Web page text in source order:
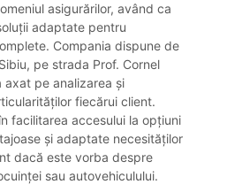
asigurărilor, având ca
adaptate pentru
Compania dispune de
pe strada Prof. Cornel
axat pe analizarea și
fiecărui client.
facilitarea accesului la opțiuni
și adaptate necesităților
dacă este vorba despre
sau autovehiculului.